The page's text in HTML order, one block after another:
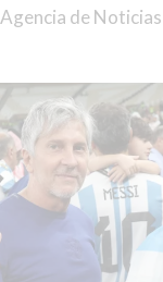
Agencia de